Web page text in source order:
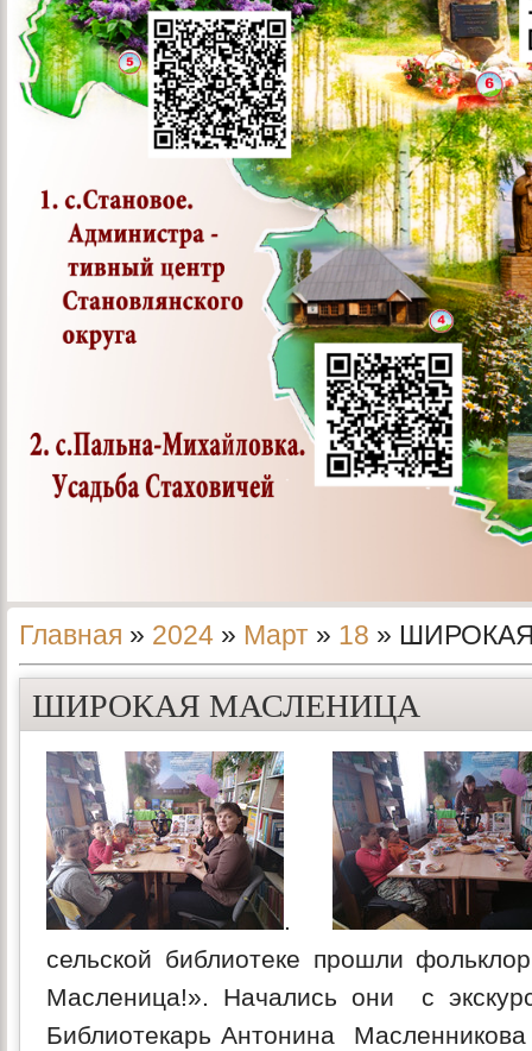
Главная » 2024 » Март » 18 »
ШИРОКАЯ МАСЛЕНИЦА
.
сельской библиотеке прошли
Масленица!». Начались они с
Библиотекарь Антонина